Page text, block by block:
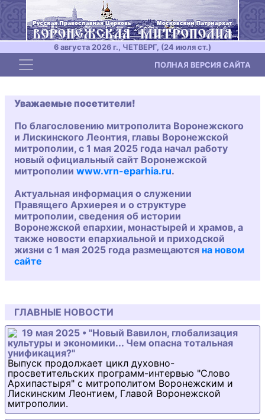
6 августа 2026 г., ЧЕТВЕРГ, (24 июля ст.)
Toggle navigation ПОЛНАЯ ВЕРСИЯ САЙТА
Уважаемые посетители!
По благословению митрополита Воронежского
и Лискинского Леонтия, главы Воронежской
митрополии, с 1 мая 2025 года начал работу
новый официальный сайт Воронежской
митрополии www.vrn-eparhia.ru.
Актуальная информация о служении
Правящего Архиерея и о структуре
митрополии, сведения об истории
Воронежской епархии, монастырей и храмов, а
также новости епархиальной и приходской
жизни с 1 мая 2025 года размещаются на новом
сайте
ГЛАВНЫЕ НОВОСТИ
19 мая 2025 • "Новый Вавилон, глобализация
культуры и экономики... Чем опасна тотальная
унификация?"
Выпуск продолжает цикл духовно-
просветительских программ-интервью "Слово
Архипастыря" с митрополитом Воронежским и
Лискинским Леонтием, Главой Воронежской
митрополии.